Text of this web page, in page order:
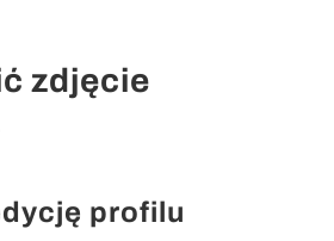
zdjęcie
profilu